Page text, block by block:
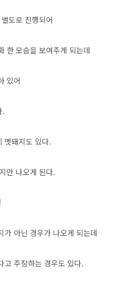
도로 진행되어
한 모습을 보여주게 되는데
있어
.
멧돼지도 있다.
만 나오게 된다.
가 아닌 경우가 나오게 되는데
고 주장하는 경우도 있다.